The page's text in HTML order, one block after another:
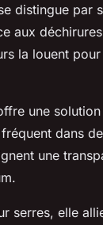
distingue par
aux
la louent
une
dans
une
serres, elle